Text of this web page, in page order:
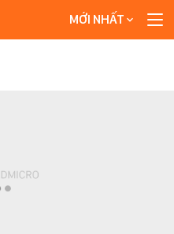
MỚI NHẤT